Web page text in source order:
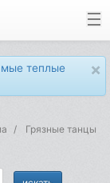
×
теплые
Грязные танцы